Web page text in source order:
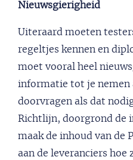
Nieuwsgierigheid
Uiteraard moeten
regeltjes kennen en
moet vooral heel
informatie tot je nemen
doorvragen als dat
Richtlijn, doorgrond de
maak de inhoud van de
aan de leveranciers hoe